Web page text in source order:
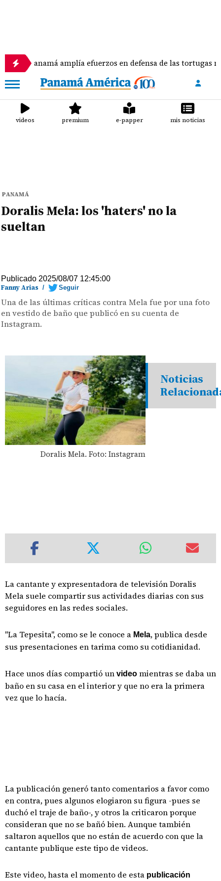
Panamá amplía efuerzos en defensa de las tortugas marinas
videos premium e-papper mis noticias
PANAMÁ
Doralis Mela: los 'haters' no la
sueltan
Publicado 2025/08/07 12:45:00
Fanny Arias / Seguir
Una de las últimas críticas contra Mela fue por una foto
en vestido de baño que publicó en su cuenta de
Instagram.
Doralis Mela. Foto: Instagram
Noticias
La cantante y expresentadora de televisión Doralis
Mela suele compartir sus actividades diarias con sus
seguidores en las redes sociales.
"La Tepesita", como se le conoce a Mela, publica desde
sus presentaciones en tarima como su cotidianidad.
Hace unos días compartió un video mientras se daba un
baño en su casa en el interior y que no era la primera
vez que lo hacía.
La publicación generó tanto comentarios a favor como
en contra, pues algunos elogiaron su figura -pues se
duchó el traje de baño-, y otros la criticaron porque
consideran que no se bañó bien. Aunque también
saltaron aquellos que no están de acuerdo con que la
cantante publique este tipo de videos.
Este video, hasta el momento de esta publicación